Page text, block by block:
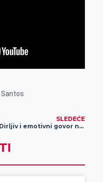
Santos
SLEDEĆE
Dirljiv i emotivni govor namenjen preminulom Predragu Miloševiću Karasiju